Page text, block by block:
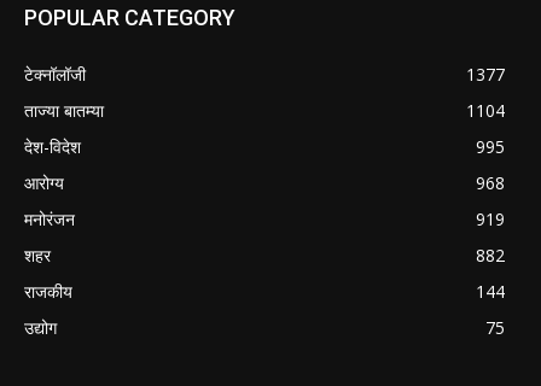
POPULAR CATEGORY
टेक्नॉलॉजी
1377
ताज्या बातम्या
1104
देश-विदेश
995
आरोग्य
968
मनोरंजन
919
शहर
882
राजकीय
144
उद्योग
75